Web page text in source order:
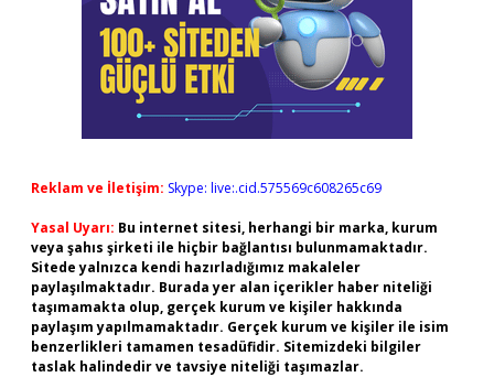
Reklam ve İletişim: Skype: live:.cid.575569c608265c69
Yasal Uyarı: Bu internet sitesi, herhangi bir marka, kurum
veya şahıs şirketi ile hiçbir bağlantısı bulunmamaktadır.
Sitede yalnızca kendi hazırladığımız makaleler
paylaşılmaktadır. Burada yer alan içerikler haber niteliği
taşımamakta olup, gerçek kurum ve kişiler hakkında
paylaşım yapılmamaktadır. Gerçek kurum ve kişiler ile isim
benzerlikleri tamamen tesadüfidir. Sitemizdeki bilgiler
taslak halindedir ve tavsiye niteliği taşımazlar.